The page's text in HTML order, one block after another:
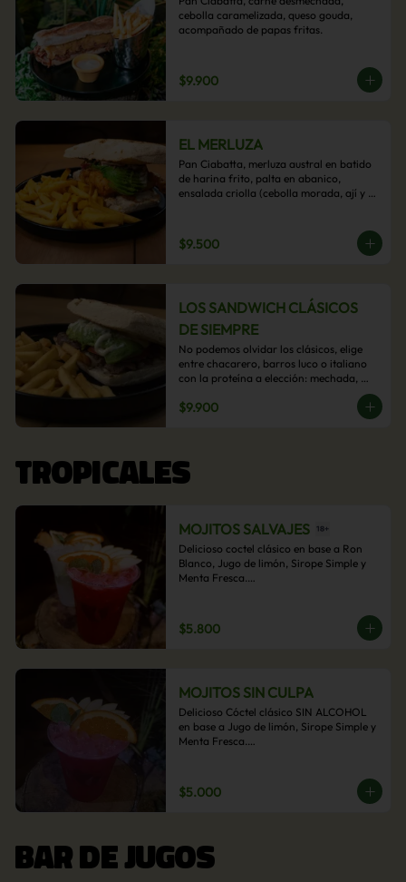
cebolla caramelizada, queso gouda,
acompañado de papas fritas.
$9.900
EL MERLUZA
Pan Ciabatta, merluza austral en batido
de harina frito, palta en abanico,
ensalada criolla (cebolla morada, ají y
$9.500
LOS SANDWICH CLÁSICOS
DE SIEMPRE
No podemos olvidar los clásicos, elige
entre chacarero, barros luco o italiano
con la proteína a elección: mechada,
acompañamiento de papas fritas.
$9.900
TROPICALES
MOJITOS SALVAJES
Delicioso coctel clásico en base a Ron
Blanco, Jugo de limón, Sirope Simple y
Menta Fresca.
$5.800
MOJITOS SIN CULPA
Delicioso Cóctel clásico SIN ALCOHOL
en base a Jugo de limón, Sirope Simple y
Menta Fresca.
$5.000
BAR DE JUGOS